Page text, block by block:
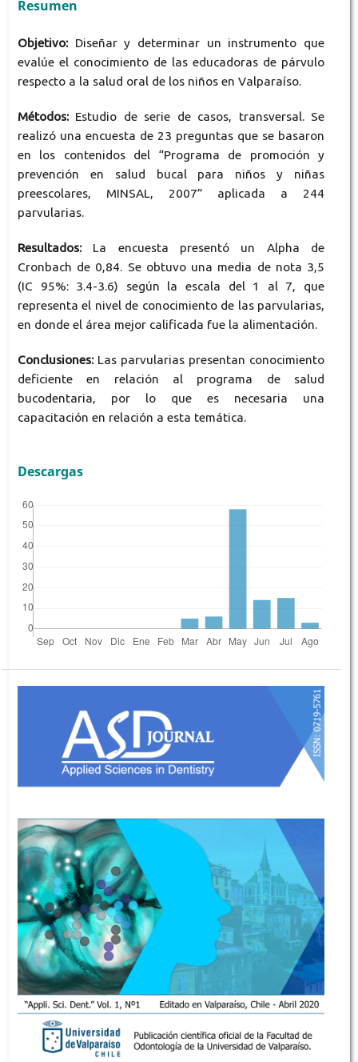
Resumen
Objetivo:Diseñar y determinar un instrumento que
evalúe el conocimiento de las educadoras de párvulo
respecto a la salud oral de los niños en Valparaíso.
Métodos:Estudio de serie de casos, transversal. Se
realizó una encuesta de 23 preguntas que se basaron
en los contenidos del “Programa de promoción y
prevención en salud bucal para niños y niñas
preescolares, MINSAL, 2007” aplicada a 244
parvularias.
Resultados:La encuesta presentó un Alpha de
Cronbach de 0,84. Se obtuvo una media de nota 3,5
(IC 95%: 3.4-3.6) según la escala del 1 al 7, que
representa el nivel de conocimiento de las parvularias,
en donde el área mejor calificada fue la alimentación.
Conclusiones:Las parvularias presentan conocimiento
deficiente en relación al programa de salud
bucodentaria, por lo que es necesaria una
capacitación en relación a esta temática.
Descargas